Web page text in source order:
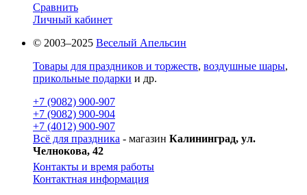
Сравнить
Личный кабинет
© 2003–2025 Веселый Апельсин
Товары для праздников и торжеств, воздушные шары,
прикольные подарки и др.
+7 (9082) 900-907
+7 (9082) 900-904
+7 (4012) 900-907
Всё для праздника - магазин Калининград, ул.
Челнокова, 42
Контакты и время работы
Контактная информация